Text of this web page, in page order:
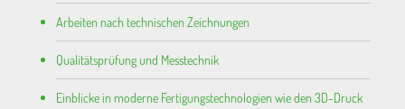
Arbeiten nach technischen Zeichnungen
Qualitätsprüfung und Messtechnik
Einblicke in moderne Fertigungstechnologien wie den 3D-Druck